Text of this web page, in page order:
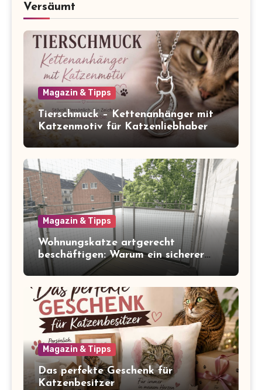
Versäumt
Magazin & Tipps
Tierschmuck – Kettenanhänger mit
Katzenmotiv für Katzenliebhaber
Magazin & Tipps
Wohnungskatze artgerecht
beschäftigen: Warum ein sicherer
Balkon zum Freigang dazugehört
Magazin & Tipps
Das perfekte Geschenk für
Katzenbesitzer